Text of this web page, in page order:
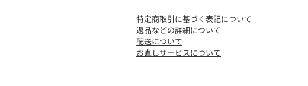
※商品画像は、光の当たり具合やパソコン
味と異なって見える場合がございます。あ
※商品の色味の目安は、商品単体の画像を
特定商取引に基づく表記について
返品などの詳細について
配送について
お直しサービスについて